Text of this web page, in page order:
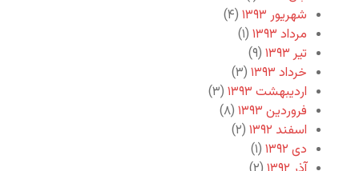
شهریور ۱۳۹۳
(۴)
مرداد ۱۳۹۳
(۱)
تیر ۱۳۹۳
(۹)
خرداد ۱۳۹۳
(۳)
اردیبهشت ۱۳۹۳
(۳)
فروردین ۱۳۹۳
(۸)
اسفند ۱۳۹۲
(۲)
دی ۱۳۹۲
(۱)